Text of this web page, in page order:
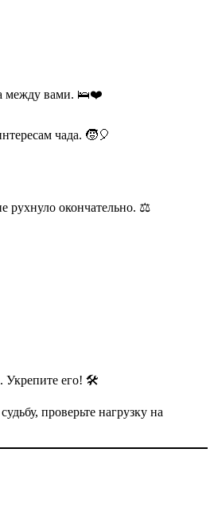
между вами. 🛌❤️
чада. 🧒🎈
рухнуло окончательно. ⚖️
Укрепите его! 🛠️
проверьте нагрузку на